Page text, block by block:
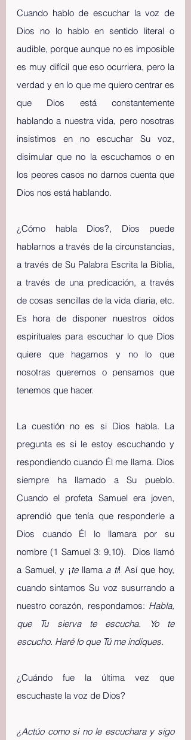
Cuando hablo de escuchar la voz de
Dios no lo hablo en sentido literal o
audible, porque aunque no es imposible
es muy difícil que eso ocurriera, pero la
verdad y en lo que me quiero centrar es
que Dios está constantemente
hablando a nuestra vida, pero nosotras
insistimos en no escuchar Su voz,
disimular que no la escuchamos o en
los peores casos no darnos cuenta que
Dios nos está hablando.
¿Cómo habla Dios?, Dios puede
hablarnos a través de la circunstancias,
a través de Su Palabra Escrita la Biblia,
a través de una predicación, a través
de cosas sencillas de la vida diaria, etc.
Es hora de disponer nuestros oídos
espirituales para escuchar lo que Dios
quiere que hagamos y no lo que
nosotras queremos o pensamos que
tenemos que hacer.
La cuestión no es si Dios habla. La
pregunta es si le estoy escuchando y
respondiendo cuando Él me llama. Dios
siempre ha llamado a Su pueblo.
Cuando el profeta Samuel era joven,
aprendió que tenía que responderle a
Dios cuando Él lo llamara por su
nombre (1 Samuel 3: 9,10).  Dios llamó
a Samuel, y ¡te llama a ti! Así que hoy,
cuando sintamos Su voz susurrando a
nuestro corazón, respondamos: Habla,
que Tu sierva te escucha. Yo te
escucho. Haré lo que Tú me indiques.
¿Cuándo fue la última vez que
escuchaste la voz de Dios?
¿Actúo como si no le escuchara y sigo